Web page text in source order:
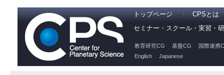
トップページ
CPSとは
セミナー・スクール・実習・
教育研究CG 基盤CG
国際連携
English
Japanese